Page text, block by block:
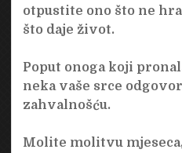
otpustite ono što ne
što daje život.
Poput onoga koji
neka vaše srce
zahvalnošću.
Molite molitvu